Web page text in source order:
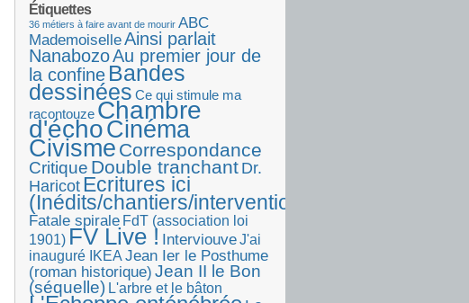
Étiquettes
36 métiers à faire avant de mourir ABC
MademoiselleAinsi parlait
NanabozoAu premier jour de
la confine Bandes
dessinées Ce qui stimule ma
racontouze Chambre
d'échoCinéma
Civisme Correspondance
Critique Double tranchant Dr.
Haricot Ecritures ici
(Inédits/chantiers/interventions)
Fatale spirale FdT (association loi
1901) FV Live ! InterviouveJ'ai
inauguré IKEA Jean Ier le Posthume
(roman historique) Jean II le Bon
(séquelle) L'arbre et le bâton